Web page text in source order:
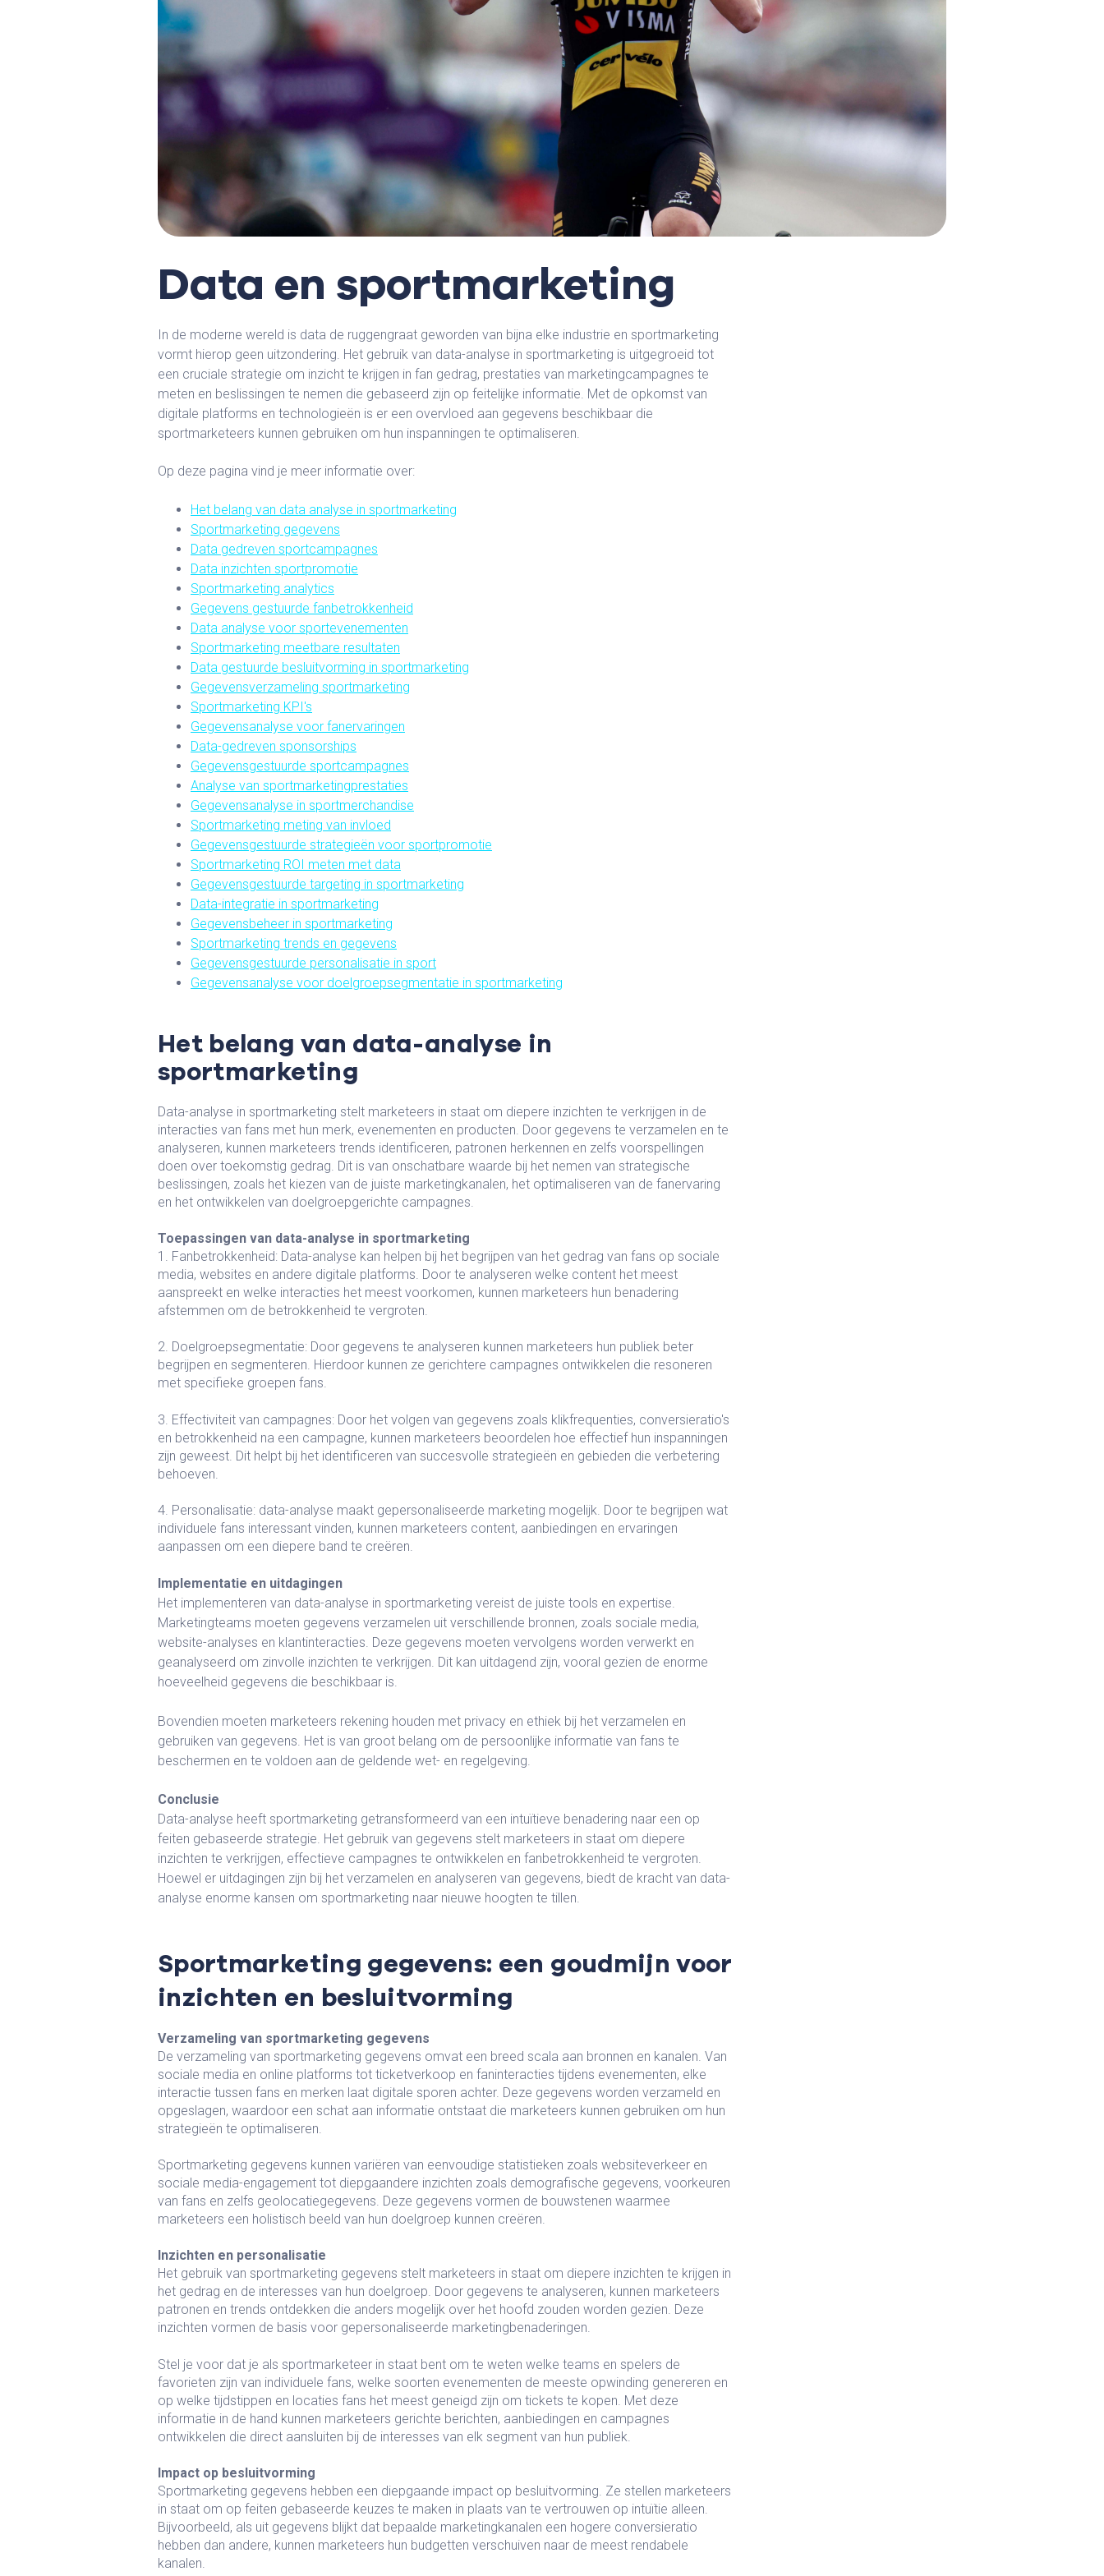
Data en sportmarketing
In de moderne wereld is data de ruggengraat geworden van bijna elke industrie en sportmarketing
vormt hierop geen uitzondering. Het gebruik van data-analyse in sportmarketing is uitgegroeid tot
een cruciale strategie om inzicht te krijgen in fan gedrag, prestaties van marketingcampagnes te
meten en beslissingen te nemen die gebaseerd zijn op feitelijke informatie. Met de opkomst van
digitale platforms en technologieën is er een overvloed aan gegevens beschikbaar die
sportmarketeers kunnen gebruiken om hun inspanningen te optimaliseren.
Op deze pagina vind je meer informatie over:
Het belang van data analyse in sportmarketing
Sportmarketing gegevens
Data gedreven sportcampagnes
Data inzichten sportpromotie
Sportmarketing analytics
Gegevens gestuurde fanbetrokkenheid
Data analyse voor sportevenementen
Sportmarketing meetbare resultaten
Data gestuurde besluitvorming in sportmarketing
Gegevensverzameling sportmarketing
Sportmarketing KPI's
Gegevensanalyse voor fanervaringen
Data-gedreven sponsorships
Gegevensgestuurde sportcampagnes
Analyse van sportmarketingprestaties
Gegevensanalyse in sportmerchandise
Sportmarketing meting van invloed
Gegevensgestuurde strategieën voor sportpromotie
Sportmarketing ROI meten met data
Gegevensgestuurde targeting in sportmarketing
Data-integratie in sportmarketing
Gegevensbeheer in sportmarketing
Sportmarketing trends en gegevens
Gegevensgestuurde personalisatie in sport
Gegevensanalyse voor doelgroepsegmentatie in sportmarketing
Het belang van data-analyse in
sportmarketing
Data-analyse in sportmarketing stelt marketeers in staat om diepere inzichten te verkrijgen in de
interacties van fans met hun merk, evenementen en producten. Door gegevens te verzamelen en te
analyseren, kunnen marketeers trends identificeren, patronen herkennen en zelfs voorspellingen
doen over toekomstig gedrag. Dit is van onschatbare waarde bij het nemen van strategische
beslissingen, zoals het kiezen van de juiste marketingkanalen, het optimaliseren van de fanervaring
en het ontwikkelen van doelgroepgerichte campagnes.
Toepassingen van data-analyse in sportmarketing
1. Fanbetrokkenheid: Data-analyse kan helpen bij het begrijpen van het gedrag van fans op sociale
media, websites en andere digitale platforms. Door te analyseren welke content het meest
aanspreekt en welke interacties het meest voorkomen, kunnen marketeers hun benadering
afstemmen om de betrokkenheid te vergroten.
2. Doelgroepsegmentatie: Door gegevens te analyseren kunnen marketeers hun publiek beter
begrijpen en segmenteren. Hierdoor kunnen ze gerichtere campagnes ontwikkelen die resoneren
met specifieke groepen fans.
3. Effectiviteit van campagnes: Door het volgen van gegevens zoals klikfrequenties, conversieratio's
en betrokkenheid na een campagne, kunnen marketeers beoordelen hoe effectief hun inspanningen
zijn geweest. Dit helpt bij het identificeren van succesvolle strategieën en gebieden die verbetering
behoeven.
4. Personalisatie: data-analyse maakt gepersonaliseerde marketing mogelijk. Door te begrijpen wat
individuele fans interessant vinden, kunnen marketeers content, aanbiedingen en ervaringen
aanpassen om een diepere band te creëren.
Implementatie en uitdagingen
Het implementeren van data-analyse in sportmarketing vereist de juiste tools en expertise.
Marketingteams moeten gegevens verzamelen uit verschillende bronnen, zoals sociale media,
website-analyses en klantinteracties. Deze gegevens moeten vervolgens worden verwerkt en
geanalyseerd om zinvolle inzichten te verkrijgen. Dit kan uitdagend zijn, vooral gezien de enorme
hoeveelheid gegevens die beschikbaar is.
Bovendien moeten marketeers rekening houden met privacy en ethiek bij het verzamelen en
gebruiken van gegevens. Het is van groot belang om de persoonlijke informatie van fans te
beschermen en te voldoen aan de geldende wet- en regelgeving.
Conclusie
Data-analyse heeft sportmarketing getransformeerd van een intuïtieve benadering naar een op
feiten gebaseerde strategie. Het gebruik van gegevens stelt marketeers in staat om diepere
inzichten te verkrijgen, effectieve campagnes te ontwikkelen en fanbetrokkenheid te vergroten.
Hoewel er uitdagingen zijn bij het verzamelen en analyseren van gegevens, biedt de kracht van data-
analyse enorme kansen om sportmarketing naar nieuwe hoogten te tillen.
Sportmarketing gegevens: een goudmijn voor
inzichten en besluitvorming
Verzameling van sportmarketing gegevens
De verzameling van sportmarketing gegevens omvat een breed scala aan bronnen en kanalen. Van
sociale media en online platforms tot ticketverkoop en faninteracties tijdens evenementen, elke
interactie tussen fans en merken laat digitale sporen achter. Deze gegevens worden verzameld en
opgeslagen, waardoor een schat aan informatie ontstaat die marketeers kunnen gebruiken om hun
strategieën te optimaliseren.
Sportmarketing gegevens kunnen variëren van eenvoudige statistieken zoals websiteverkeer en
sociale media-engagement tot diepgaandere inzichten zoals demografische gegevens, voorkeuren
van fans en zelfs geolocatiegegevens. Deze gegevens vormen de bouwstenen waarmee
marketeers een holistisch beeld van hun doelgroep kunnen creëren.
Inzichten en personalisatie
Het gebruik van sportmarketing gegevens stelt marketeers in staat om diepere inzichten te krijgen in
het gedrag en de interesses van hun doelgroep. Door gegevens te analyseren, kunnen marketeers
patronen en trends ontdekken die anders mogelijk over het hoofd zouden worden gezien. Deze
inzichten vormen de basis voor gepersonaliseerde marketingbenaderingen.
Stel je voor dat je als sportmarketeer in staat bent om te weten welke teams en spelers de
favorieten zijn van individuele fans, welke soorten evenementen de meeste opwinding genereren en
op welke tijdstippen en locaties fans het meest geneigd zijn om tickets te kopen. Met deze
informatie in de hand kunnen marketeers gerichte berichten, aanbiedingen en campagnes
ontwikkelen die direct aansluiten bij de interesses van elk segment van hun publiek.
Impact op besluitvorming
Sportmarketing gegevens hebben een diepgaande impact op besluitvorming. Ze stellen marketeers
in staat om op feiten gebaseerde keuzes te maken in plaats van te vertrouwen op intuïtie alleen.
Bijvoorbeeld, als uit gegevens blijkt dat bepaalde marketingkanalen een hogere conversieratio
hebben dan andere, kunnen marketeers hun budgetten verschuiven naar de meest rendabele
kanalen.